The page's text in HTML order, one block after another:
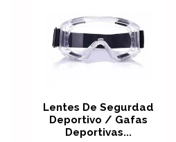
Lentes De Segurdad
Deportivo / Gafas
Deportivas...